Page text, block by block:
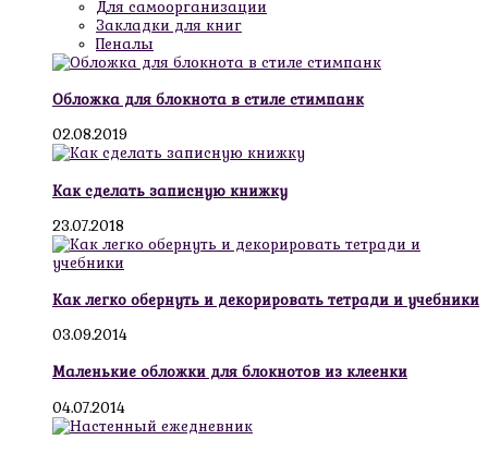
Для самоорганизации
Закладки для книг
Пеналы
Обложка для блокнота в стиле стимпанк
02.08.2019
Как сделать записную книжку
23.07.2018
Как легко обернуть и декорировать тетради и учебники
03.09.2014
Маленькие обложки для блокнотов из клеенки
04.07.2014